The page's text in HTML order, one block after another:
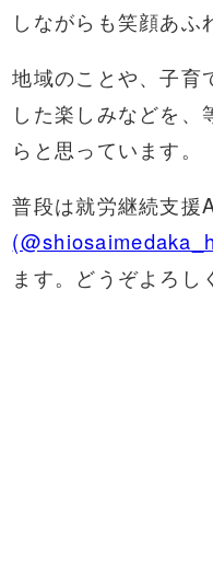
しながらも笑顔あふ
地域のことや、子育
した楽しみなどを、
らと思っています。
普段は就労継続支援
ます。どうぞよろし